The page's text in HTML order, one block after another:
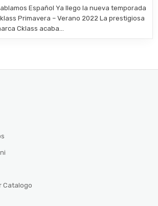
Español Ya llego la nueva temporada
Primavera – Verano 2022 La prestigiosa
Cklass acaba…
Catalogo